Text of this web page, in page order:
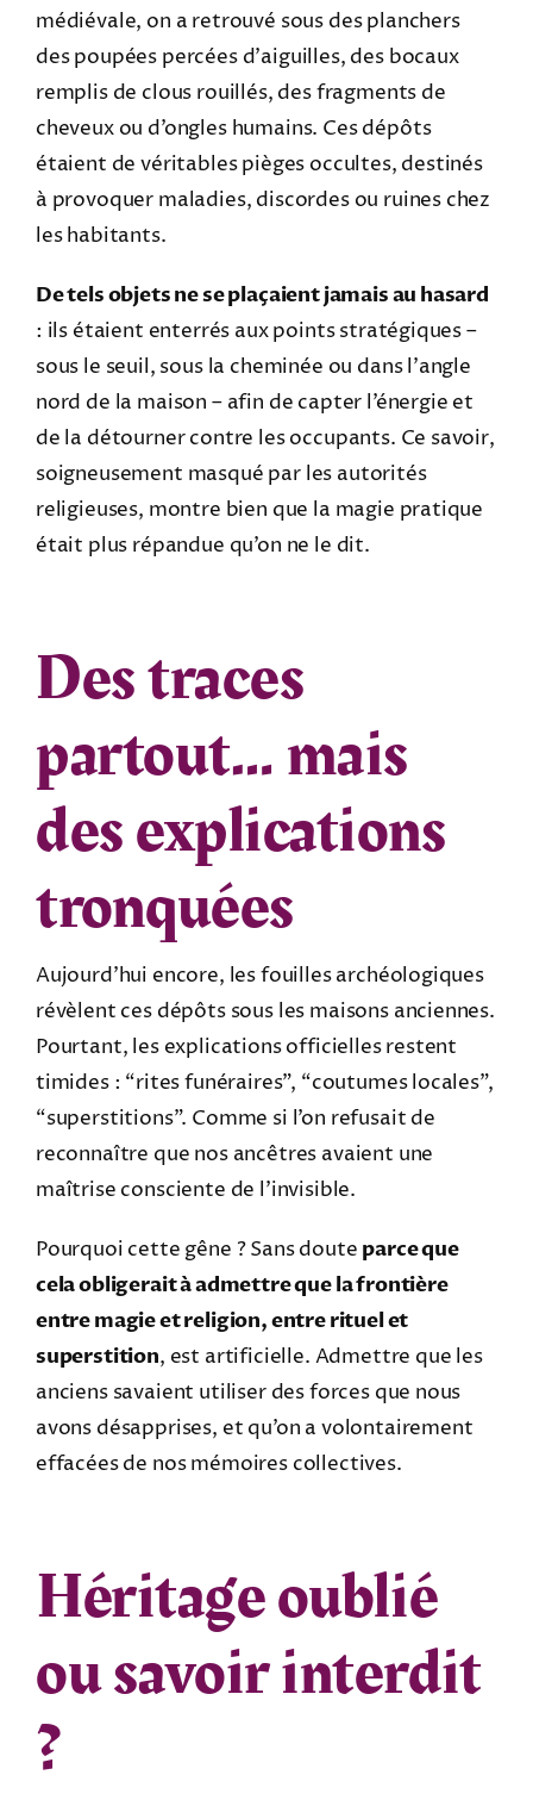
médiévale, on a retrouvé sous des planchers
des poupées percées d’aiguilles, des bocaux
remplis de clous rouillés, des fragments de
cheveux ou d’ongles humains. Ces dépôts
étaient de véritables pièges occultes, destinés
à provoquer maladies, discordes ou ruines chez
les habitants.
De tels objets ne se plaçaient jamais au hasard
: ils étaient enterrés aux points stratégiques –
sous le seuil, sous la cheminée ou dans l’angle
nord de la maison – afin de capter l’énergie et
de la détourner contre les occupants. Ce savoir,
soigneusement masqué par les autorités
religieuses, montre bien que la magie pratique
était plus répandue qu’on ne le dit.
Des traces
partout… mais
des explications
tronquées
Aujourd’hui encore, les fouilles archéologiques
révèlent ces dépôts sous les maisons anciennes.
Pourtant, les explications officielles restent
timides : “rites funéraires”, “coutumes locales”,
“superstitions”. Comme si l’on refusait de
reconnaître que nos ancêtres avaient une
maîtrise consciente de l’invisible.
Pourquoi cette gêne ? Sans doute parce que
cela obligerait à admettre que la frontière
entre magie et religion, entre rituel et
superstition, est artificielle. Admettre que les
anciens savaient utiliser des forces que nous
avons désapprises, et qu’on a volontairement
effacées de nos mémoires collectives.
Héritage oublié
ou savoir interdit
?